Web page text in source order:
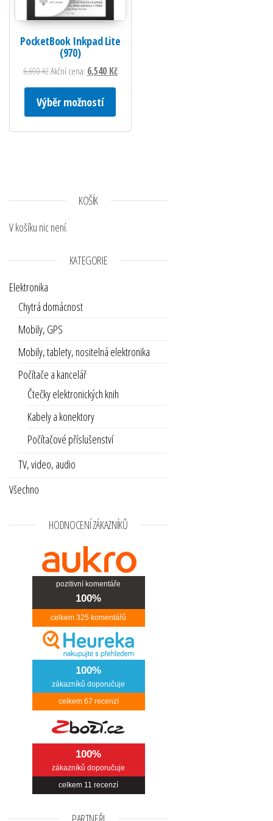
PocketBook Inkpad Lite
(970)
6,690KčPůvodní cena byla: 6,690 Kč.
Akční cena: 6,540 KčAktuální cena je: 6,540 Kč.
Výběr možností
Tento produkt má více variant. Možnosti
KOŠÍK
V košíku nic není.
KATEGORIE
Elektronika
Chytrá domácnost
Mobily, GPS
Mobily, tablety, nositelná elektronika
Počítače a kancelář
Čtečky elektronických knih
Kabely a konektory
Počítačové příslušenství
TV, video, audio
Všechno
HODNOCENÍ ZÁKAZNÍKŮ
pozitivní komentáře
100%
celkem 325 komentářů
100%
zákazníků doporučuje
celkem 67 recenzí
100%
zákazníků doporučuje
celkem 11 recenzí